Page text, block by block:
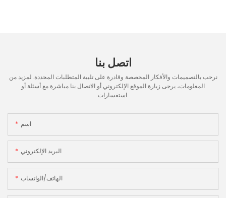
اتصل بنا
نرحب بالتصميمات والأفكار المخصصة وقادرة على تلبية المتطلبات المحددة. لمزيد من
المعلومات، يرجى زيارة الموقع الإلكتروني أو الاتصال بنا مباشرة مع أسئلة أو
استفسارات.
اسم
البريد الإلكتروني
الهاتف/الواتساب